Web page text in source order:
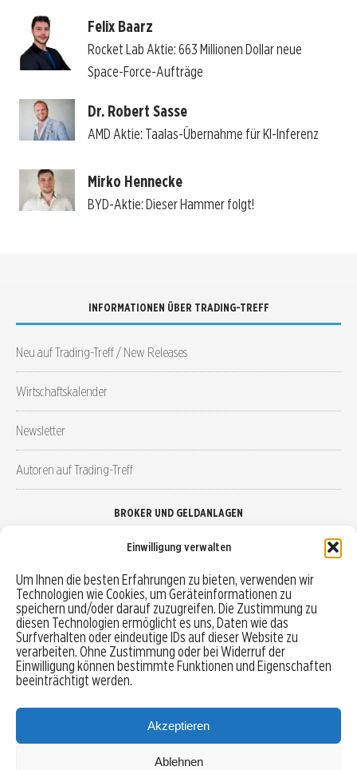
Einwilligung verwalten
Um Ihnen die besten Erfahrungen zu bieten, verwenden wir
Technologien wie Cookies, um Geräteinformationen zu
speichern und/oder darauf zuzugreifen. Die Zustimmung zu
diesen Technologien ermöglicht es uns, Daten wie das
Surfverhalten oder eindeutige IDs auf dieser Website zu
verarbeiten. Ohne Zustimmung oder bei Widerruf der
Einwilligung können bestimmte Funktionen und Eigenschaften
beeinträchtigt werden.
Akzeptieren
Ablehnen
Felix Baarz
Rocket Lab Aktie: 663 Millionen Dollar neue
Space-Force-Aufträge
Dr. Robert Sasse
AMD Aktie: Taalas-Übernahme für KI-Inferenz
Mirko Hennecke
BYD-Aktie: Dieser Hammer folgt!
INFORMATIONEN ÜBER TRADING-TREFF
Neu auf Trading-Treff / New Releases
Wirtschaftskalender
Newsletter
Autoren auf Trading-Treff
BROKER UND GELDANLAGEN
Robo-Advisor vergleichen
Depotvergleich
Festgeld vergleichen
Tagesgeld vergleichen